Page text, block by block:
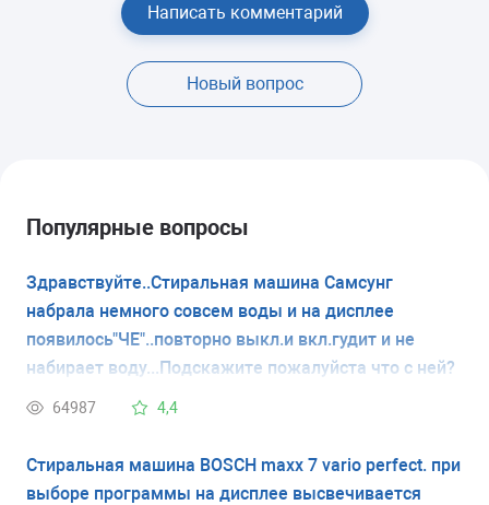
Написать комментарий
Новый вопрос
Популярные вопросы
Здравствуйте..Стиральная машина Самсунг
набрала немного совсем воды и на дисплее
появилось"ЧЕ"..повторно выкл.и вкл.гудит и не
набирает воду...Подскажите пожалуйста что с ней?
64987 4,4
Стиральная машина BOSCH maxx 7 vario perfect. при
выборе программы на дисплее высвечивается